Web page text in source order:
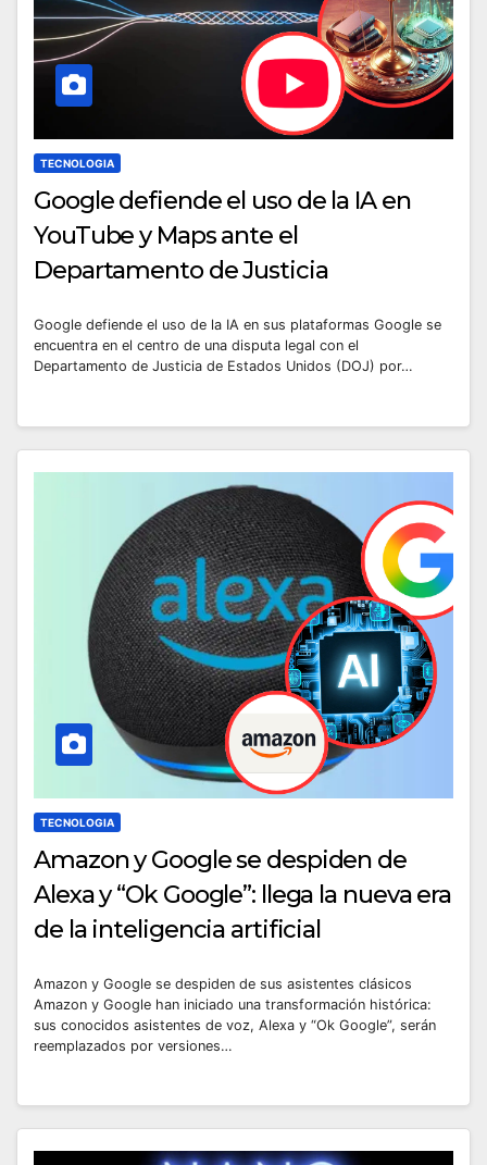
TECNOLOGIA
Google defiende el uso de la IA en
YouTube y Maps ante el
Departamento de Justicia
Google defiende el uso de la IA en sus plataformas Google se
encuentra en el centro de una disputa legal con el
Departamento de Justicia de Estados Unidos (DOJ) por…
TECNOLOGIA
Amazon y Google se despiden de
Alexa y “Ok Google”: llega la nueva era
de la inteligencia artificial
Amazon y Google se despiden de sus asistentes clásicos
Amazon y Google han iniciado una transformación histórica:
sus conocidos asistentes de voz, Alexa y “Ok Google”, serán
reemplazados por versiones…